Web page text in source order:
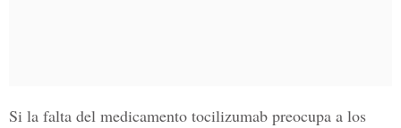
Si la falta del medicamento tocilizumab preocupa a los